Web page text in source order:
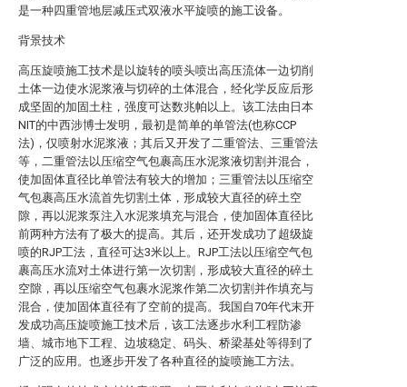
是一种四重管地层减压式双液水平旋喷的施工设备。
背景技术
高压旋喷施工技术是以旋转的喷头喷出高压流体一边切削
土体一边使水泥浆液与切碎的土体混合，经化学反应后形
成坚固的加固土柱，强度可达数兆帕以上。该工法由日本
NIT的中西涉博士发明，最初是简单的单管法(也称CCP
法)，仅喷射水泥浆液；其后又开发了二重管法、三重管法
等，二重管法以压缩空气包裹高压水泥浆液切割并混合，
使加固体直径比单管法有较大的增加；三重管法以压缩空
气包裹高压水流首先切割土体，形成较大直径的碎土空
隙，再以泥浆泵注入水泥浆填充与混合，使加固体直径比
前两种方法有了极大的提高。其后，还开发成功了超级旋
喷的RJP工法，直径可达3米以上。RJP工法以压缩空气包
裹高压水流对土体进行第一次切割，形成较大直径的碎土
空隙，再以压缩空气包裹水泥浆作第二次切割并作填充与
混合，使加固体直径有了空前的提高。我国自70年代末开
发成功高压旋喷施工技术后，该工法逐步水利工程防渗
墙、城市地下工程、边坡稳定、码头、桥梁基处等得到了
广泛的应用。也逐步开发了各种直径的旋喷施工方法。